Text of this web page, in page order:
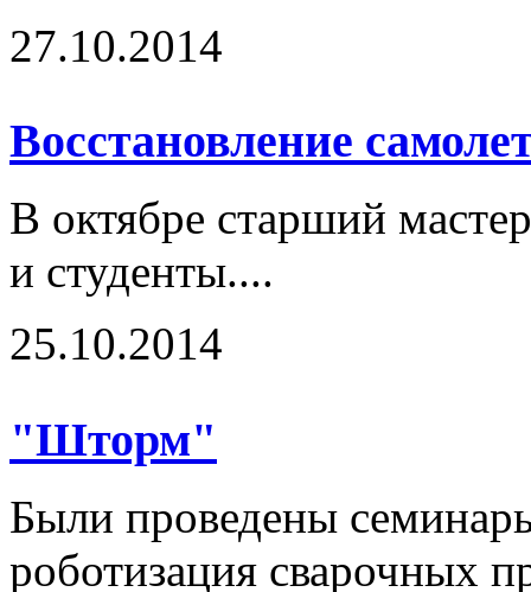
27.10.2014
Восстановление
В октябре старший
и студенты....
25.10.2014
"Шторм"
Были проведены
роботизация сварочных